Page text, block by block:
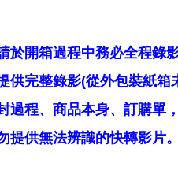
開箱過程中務必全程錄
供完整錄影(從外包裝紙箱
程、商品本身、訂購單
提供無法辨識的快轉影片。